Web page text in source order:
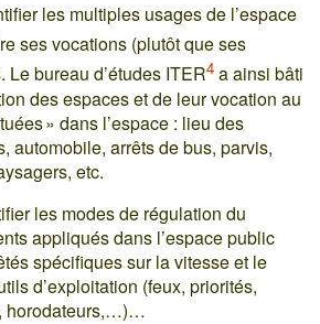
les multiples usages de l’espace
ses vocations (plutôt que ses
bureau d’études ITER4 a ainsi bâti
des espaces et de leur vocation au
» dans l’espace : lieu des
automobile, arrêts de bus, parvis,
etc.
les modes de régulation du
appliqués dans l’espace public
spécifiques sur la vitesse et le
d’exploitation (feux, priorités,
horodateurs,…)…